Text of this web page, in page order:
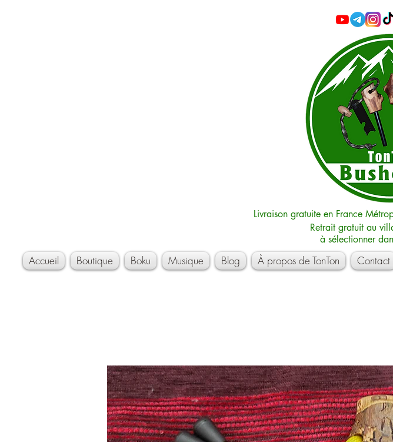
Livraison gratuite en France
Retrait gratuit au
à sélectionner
Accueil Boutique Boku Musique Blog À propos de TonTon Contact